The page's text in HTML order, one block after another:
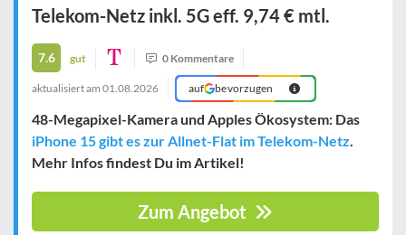
Telekom-Netz inkl. 5G eff. 9,74 € mtl.
7.6 gut 0 Kommentare
aktualisiert am 01.08.2026 auf bevorzugen
48-Megapixel-Kamera und Apples Ökosystem: Das
iPhone 15 gibt es zur Allnet-Flat im Telekom-Netz.
Mehr Infos findest Du im Artikel!
Zum Angebot